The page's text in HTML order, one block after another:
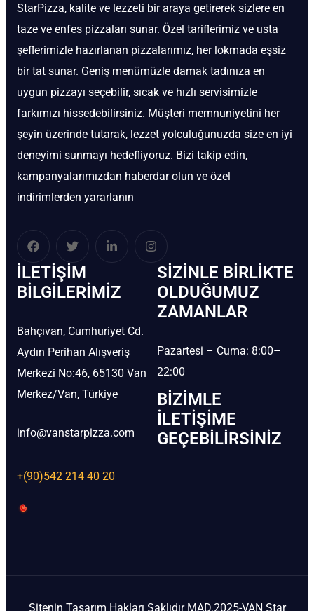
StarPizza, kalite ve lezzeti bir araya getirerek sizlere en
taze ve enfes pizzaları sunar. Özel tariflerimiz ve usta
şeflerimizle hazırlanan pizzalarımız, her lokmada eşsiz
bir tat sunar. Geniş menümüzle damak tadınıza en
uygun pizzayı seçebilir, sıcak ve hızlı servisimizle
farkımızı hissedebilirsiniz. Müşteri memnuniyetini her
şeyin üzerinde tutarak, lezzet yolculuğunuzda size en iyi
deneyimi sunmayı hedefliyoruz. Bizi takip edin,
kampanyalarımızdan haberdar olun ve özel
indirimlerden yararlanın
İLETIŞIM
BİLGILERIMIZ
Bahçıvan, Cumhuriyet Cd.
Aydın Perihan Alışveriş
Merkezi No:46, 65130 Van
Merkez/Van, Türkiye
info@vanstarpizza.com
+(90)542 214 40 20
SIZINLE BIRLIKTE
OLDUĞUMUZ
ZAMANLAR
Pazartesi – Cuma: 8:00–
22:00
BIZIMLE
İLETIŞIME
GEÇEBILIRSINIZ
Sitenin Tasarım Hakları Saklıdır MAD.2025-VAN Star